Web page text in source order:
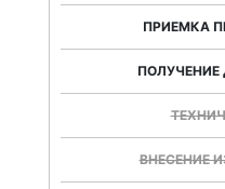
ПРИЕМКА
ПОЛУЧЕНИЕ
ВНЕСЕНИЕ